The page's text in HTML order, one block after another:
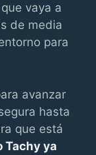
vaya a
de media
para
avanzar
hasta
que está
Tachy ya